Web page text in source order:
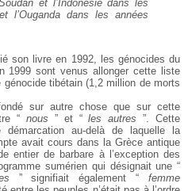
et l’Indonésiedans les
l’Ouganda dans les années
son livre en 1992,
les génocides du
1999 sont venus allonger cette liste
tibétain (1,2 million de morts
sur autre chose que sur cette
“nous ”et “les autres ”. Cette
démarcation au-delà de laquelle la
avait cours dans la Grèce antique
entier de barbare àl’exception des
sumérien qui désignait une “
” signifiait également “ femme